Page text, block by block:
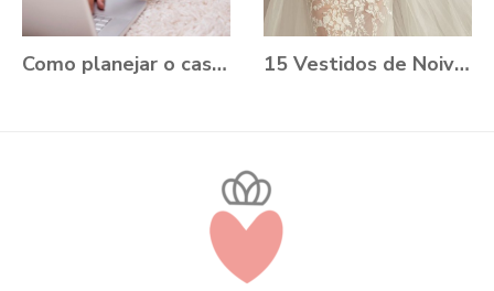
Como planejar o casamento durante a Pandemia? 15 Vestidos de Noiva Plus Size para você se apaixonar